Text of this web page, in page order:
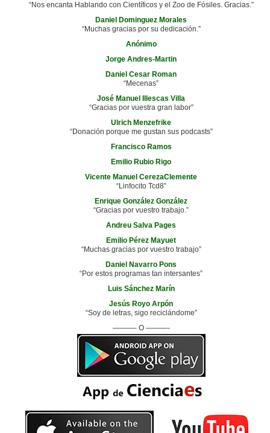
“Nos encanta Hablando con Científicos y el Zoo de Fósiles. Gracias.”
Daniel Dominguez Morales
“Muchas gracias por su dedicación.”
Anónimo
Jorge Andres-Martin
Daniel Cesar Roman
“Mecenas”
José Manuel Illescas Villa
“Gracias por vuestra gran labor”
Ulrich Menzefrike
“Donación porque me gustan sus podcasts”
Francisco Ramos
Emilio Rubio Rigo
Vicente Manuel CerezaClemente
“Linfocito Tcd8”
Enrique González González
“Gracias por vuestro trabajo.”
Andreu Salva Pages
Emilio Pérez Mayuet
“Muchas gracias por vuestro trabajo”
Daniel Navarro Pons
“Por estos programas tan intersantes”
Luis Sánchez Marín
Jesús Royo Arpón
“Soy de letras, sigo reciclándome”
———- O ———-